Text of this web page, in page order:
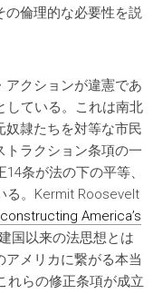
の倫理的な必要性を説
アクションが違憲であ
している。これは南北
奴隷たちを対等な市民
トラクション条項の一
条が法の下の平等、
る。Kermit Roosevelt
America’s
国以来の法思想とは
メリカに繋がる本当
れらの修正条項が成立